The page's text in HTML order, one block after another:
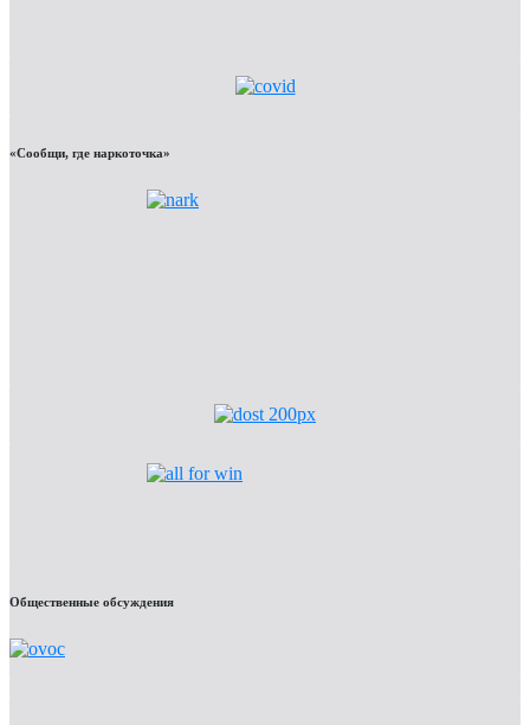
«Сообщи, где наркоточка»
Общественные обсуждения